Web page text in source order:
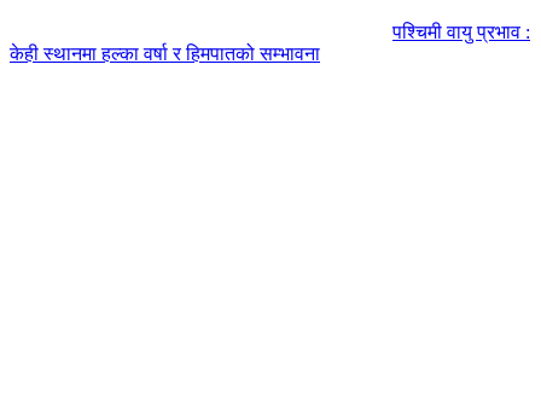
पश्चिमी वायु प्रभाव :
केही स्थानमा हल्का वर्षा र हिमपातको सम्भावना